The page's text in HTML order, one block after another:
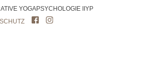
YOGAPSYCHOLOGIE IIYP